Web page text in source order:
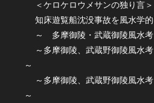
＜ケロケロウメサンの独り言＞
知床遊覧船沈没事故を風水学
～ 多摩御陵・武蔵御陵風水
～多摩御陵、武蔵野御陵風水
～
～多摩御陵、武蔵野御陵風水
～